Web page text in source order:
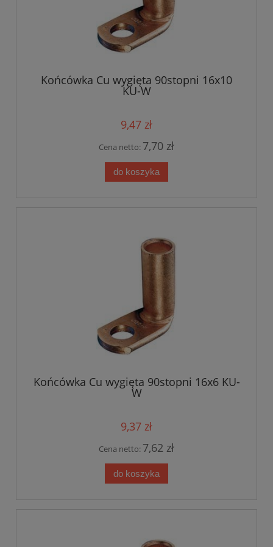
Końcówka Cu wygięta 90stopni 16x10
KU-W
9,47 zł
Cena netto: 7,70 zł
do koszyka
Końcówka Cu wygięta 90stopni 16x6 KU-
W
9,37 zł
Cena netto: 7,62 zł
do koszyka